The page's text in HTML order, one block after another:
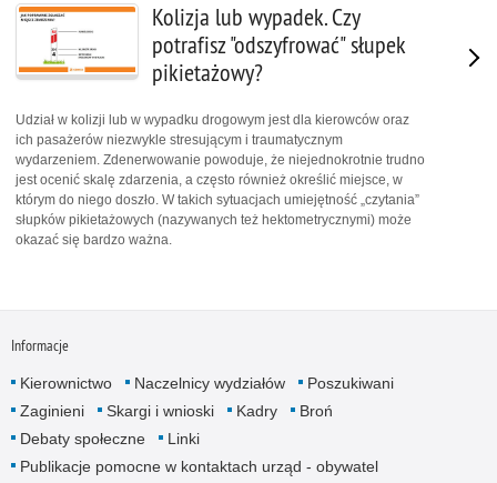
Kolizja lub wypadek. Czy
potrafisz "odszyfrować" słupek
pikietażowy?
Udział w kolizji lub w wypadku drogowym jest dla kierowców oraz
ich pasażerów niezwykle stresującym i traumatycznym
wydarzeniem. Zdenerwowanie powoduje, że niejednokrotnie trudno
jest ocenić skalę zdarzenia, a często również określić miejsce, w
którym do niego doszło. W takich sytuacjach umiejętność „czytania”
słupków pikietażowych (nazywanych też hektometrycznymi) może
okazać się bardzo ważna.
Informacje
Kierownictwo Naczelnicy wydziałów
Poszukiwani
Zaginieni
Skargi i wnioski Kadry
Broń
Debaty społeczne
Linki
Publikacje pomocne w kontaktach urząd - obywatel